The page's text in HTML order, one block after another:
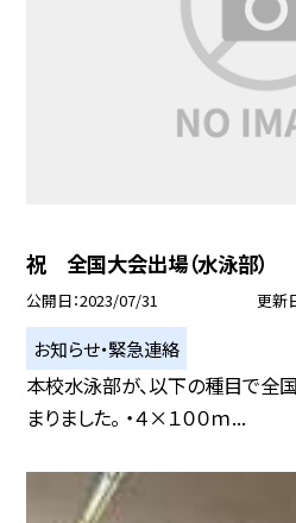
祝 全国大会出場（水泳部）
公開日 2023/07/31 更新
お知らせ・緊急連絡
本校水泳部が、以下の種目で全
まりました。 ・４×１００ｍ...